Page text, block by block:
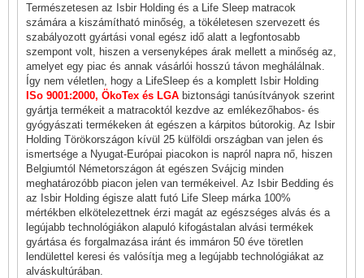
Természetesen az Isbir Holding és a Life Sleep matracok
számára a kiszámítható minőség, a tökéletesen szervezett és
szabályozott gyártási vonal egész idő alatt a legfontosabb
szempont volt, hiszen a versenyképes árak mellett a minőség az,
amelyet egy piac és annak vásárlói hosszú távon meghálálnak.
Így nem véletlen, hogy a LifeSleep és a komplett Isbir Holding
ISo 9001:2000, ÖkoTex és LGA biztonsági tanúsítványok szerint
gyártja termékeit a matracoktól kezdve az emlékezőhabos- és
gyógyászati termékeken át egészen a kárpitos bútorokig. Az Isbir
Holding Törökországon kívül 25 külföldi országban van jelen és
ismertsége a Nyugat-Európai piacokon is napról napra nő, hiszen
Belgiumtól Németországon át egészen Svájcig minden
meghatározóbb piacon jelen van termékeivel. Az Isbir Bedding és
az Isbir Holding égisze alatt futó Life Sleep márka 100%
mértékben elkötelezettnek érzi magát az egészséges alvás és a
legújabb technológiákon alapuló kifogástalan alvási termékek
gyártása és forgalmazása iránt és immáron 50 éve töretlen
lendülettel keresi és valósítja meg a legújabb technológiákat az
alváskultúrában.